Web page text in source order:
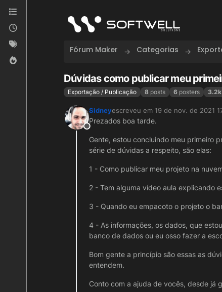
Skip to content
Fórum Maker Categorias
Dúvidas como publicar meu
Exportação / Publicação 8 posts 6 posters 3.2k
Offline
Sidneyescreveu em 19 de nov. de 2021
última edição por
Prezados boa tarde.
Gente, estou concluindo meu primeiro
série de dúvidas a respeito, são elas:
1 - Como publicar meu projeto na
2 - Tem alguma vídeo aula explicando
3 - Quando eu empacoto o projeto o
4 - As informações, os dados, que
banco de dados ou eu osso fazer a
Bom gente a princípio são essas as
entendem.
Conto com a ajuda de vocês, desde já